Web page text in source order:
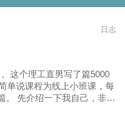
日志
这个理工直男写了篇5000
单说课程为线上小班课，每
。 先介绍一下我自己，非中